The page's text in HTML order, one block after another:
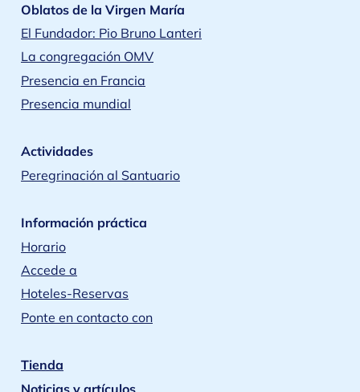
Oblatos de la Virgen María
El Fundador: Pio Bruno Lanteri
La congregación OMV
Presencia en Francia
Presencia mundial
Actividades
Peregrinación al Santuario
Información práctica
Horario
Accede a
Hoteles-Reservas
Ponte en contacto con
Tienda
Noticias y artículos